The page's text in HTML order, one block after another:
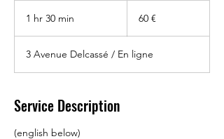
1 hr 30 min
0
m
60 €
3 Avenue Delcassé / En ligne
Service Description
(english below)